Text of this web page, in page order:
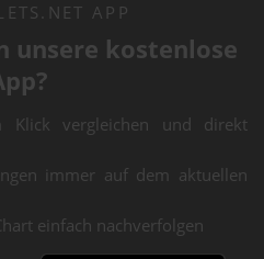
APP
unsere kostenlose
Klick vergleichen und direkt
immer auf dem aktuellen
einfach nachverfolgen